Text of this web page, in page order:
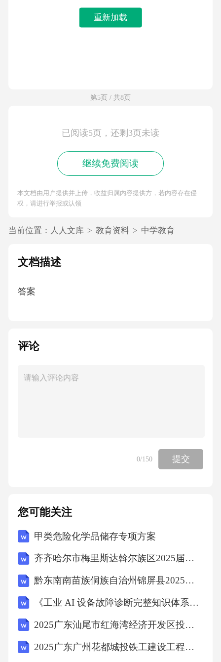
重新加载
第5页 / 共8页
已阅读5页，还剩3页未读
继续免费阅读
本文档由用户提供并上传，收益归属内容提供方，若内容存在侵
权，请进行举报或认领
当前位置： 人人文库 > 教育资料 > 中学教育
文档描述
答案
评论
0/150 提交
您可能关注
甲类危险化学品储存专项方案
齐齐哈尔市梅里斯达斡尔族区2025届数学三年级下学期期末达标测试试题含答案
黔东南南苗族侗族自治州锦屏县2025年数学三年级第二学期期中考试模拟试题（含解析）
《工业 AI 设备故障诊断完整知识体系》考试题
2025广东汕尾市红海湾经济开发区投资控股有限公司招聘会计岗位拟聘用人员笔试历年常考点试题专练附带答案详解
2025广东广州花都城投铁工建设工程有限公司招聘广州花都诚锐建设有限公司和广州花都城兴建设有限公司人员笔试及笔试历年难易错考点试卷带答案解析